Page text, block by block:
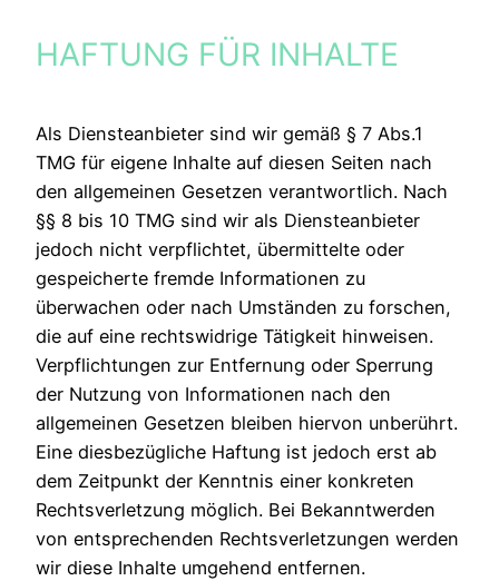
HAFTUNG FÜR INHALTE
Als Diensteanbieter sind wir gemäß § 7 Abs.1
TMG für eigene Inhalte auf diesen Seiten nach
den allgemeinen Gesetzen verantwortlich. Nach
§§ 8 bis 10 TMG sind wir als Diensteanbieter
jedoch nicht verpflichtet, übermittelte oder
gespeicherte fremde Informationen zu
überwachen oder nach Umständen zu forschen,
die auf eine rechtswidrige Tätigkeit hinweisen.
Verpflichtungen zur Entfernung oder Sperrung
der Nutzung von Informationen nach den
allgemeinen Gesetzen bleiben hiervon unberührt.
Eine diesbezügliche Haftung ist jedoch erst ab
dem Zeitpunkt der Kenntnis einer konkreten
Rechtsverletzung möglich. Bei Bekanntwerden
von entsprechenden Rechtsverletzungen werden
wir diese Inhalte umgehend entfernen.